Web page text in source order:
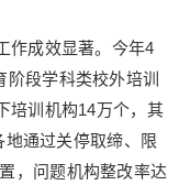
作成效显著。今年4
段学科类校外培训
培训机构14万个，其
通过关停取缔、限
，问题机构整改率达